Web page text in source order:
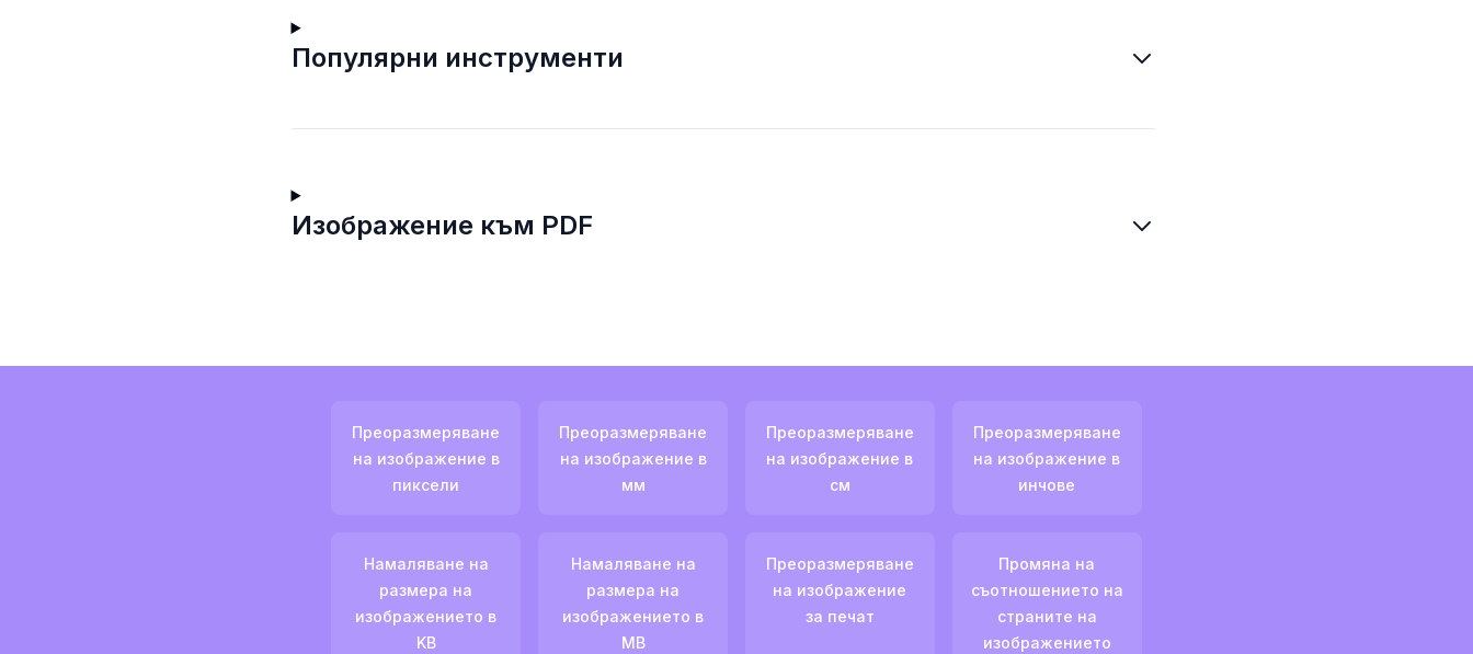
Популярни инструменти
Изображение към PDF
Преоразмеряване
на изображение в
пиксели
Преоразмеряване
на изображение в
мм
Преоразмеряване
на изображение в
см
Преоразмеряване
на изображение в
инчове
Намаляване на
размера на
изображението в
KB
Намаляване на
размера на
изображението в
MB
Преоразмеряване
на изображение
за печат
Промяна на
съотношението на
страните на
изображението